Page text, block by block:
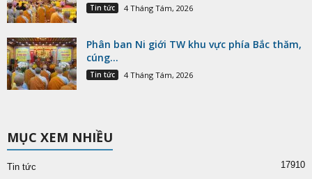
Tin tức 4 Tháng Tám, 2026
Phân ban Ni giới TW khu vực phía Bắc thăm,
cúng...
Tin tức 4 Tháng Tám, 2026
MỤC XEM NHIỀU
Tin tức 17910